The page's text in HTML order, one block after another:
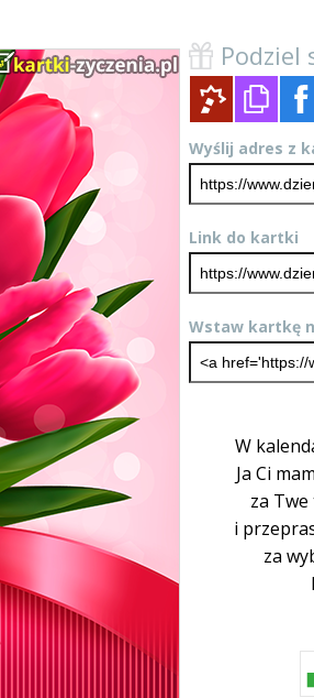
Podziel
Wyślij adres z
Link do kartki
Wstaw kartkę
W
Ja Ci
za
i
za